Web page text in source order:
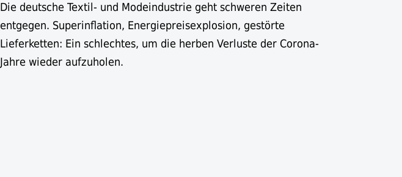
Die deutsche Textil- und Modeindustrie geht schweren Zeiten
entgegen. Superinflation, Energiepreisexplosion, gestörte
Lieferketten: Ein schlechtes, um die herben Verluste der Corona-
Jahre wieder aufzuholen.